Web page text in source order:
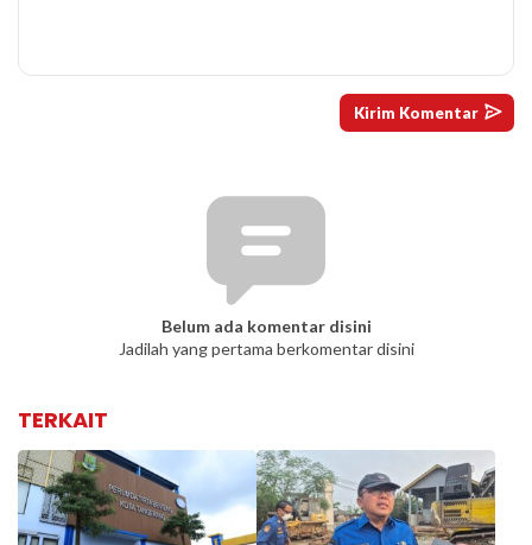
Belum ada komentar disini
Jadilah yang pertama berkomentar disini
TERKAIT